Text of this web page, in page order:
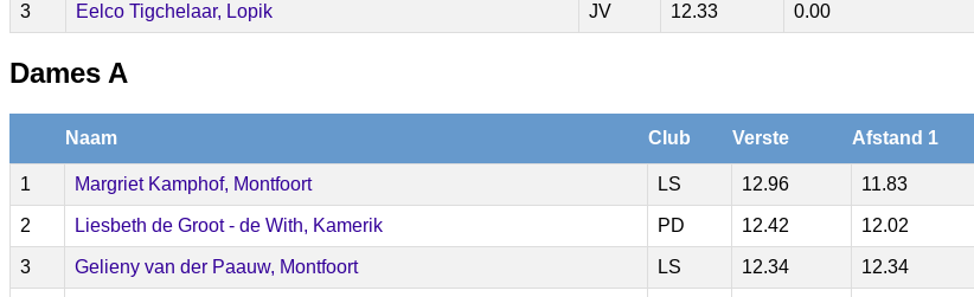
3 Eelco Tigchelaar, Lopik JV 12.33 0.00
Dames A
Naam Club Verste Afstand 1
1 Margriet Kamphof, Montfoort LS 12.96 11.83
2 Liesbeth de Groot - de With, Kamerik PD 12.42 12.02
3 Gelieny van der Paauw, Montfoort LS 12.34 12.34